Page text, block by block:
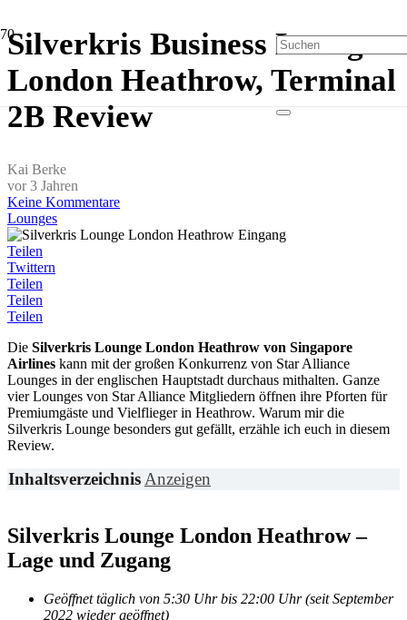
Silverkris Business Lounge
London Heathrow, Terminal
2B Review
Kai Berke
vor 3 Jahren
Keine Kommentare
Lounges
Teilen
Twittern
Teilen
Teilen
Teilen
Die Silverkris Lounge London Heathrow von Singapore
Airlines kann mit der großen Konkurrenz von Star Alliance
Lounges in der englischen Hauptstadt durchaus mithalten. Ganze
vier Lounges von Star Alliance Mitgliedern öffnen ihre Pforten für
Premiumgäste und Vielflieger in Heathrow. Warum mir die
Silverkris Lounge besonders gut gefällt, erzähle ich euch in diesem
Review.
InhaltsverzeichnisAnzeigen
Silverkris Lounge London Heathrow –
Lage und Zugang
Geöffnet täglich von 5:30 Uhr bis 22:00 Uhr (seit September
2022 wieder geöffnet)